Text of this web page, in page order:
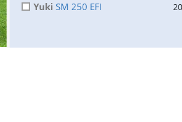
Yuki SM 250 EFI